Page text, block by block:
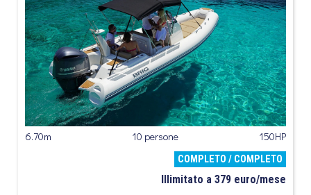
6.70m 10 persone 150HP
COMPLETO / COMPLETO
Illimitato a 379 euro/mese